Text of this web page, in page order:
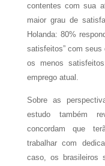
contentes com sua
maior grau de
Holanda: 80%
satisfeitos” com
os menos
emprego atual.
Sobre as
estudo também
concordam que
trabalhar com
caso, os brasileiros